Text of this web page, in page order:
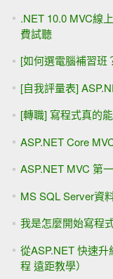
.NET 10.0 MVC線
費試聽
[如何選電腦補習班
[自我評量表]
[轉職] 寫程式真的
ASP.NET Core
ASP.NET MVC 第
MS SQL Server資
我是怎麼開始寫程
從ASP.NET 快速
程 遠距教學）